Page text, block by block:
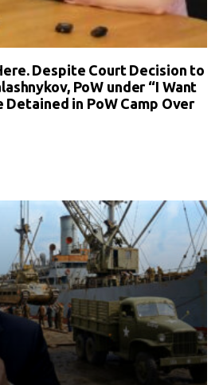
Despite Court Decision to
PoW under “I Want
Detained in PoW Camp Over